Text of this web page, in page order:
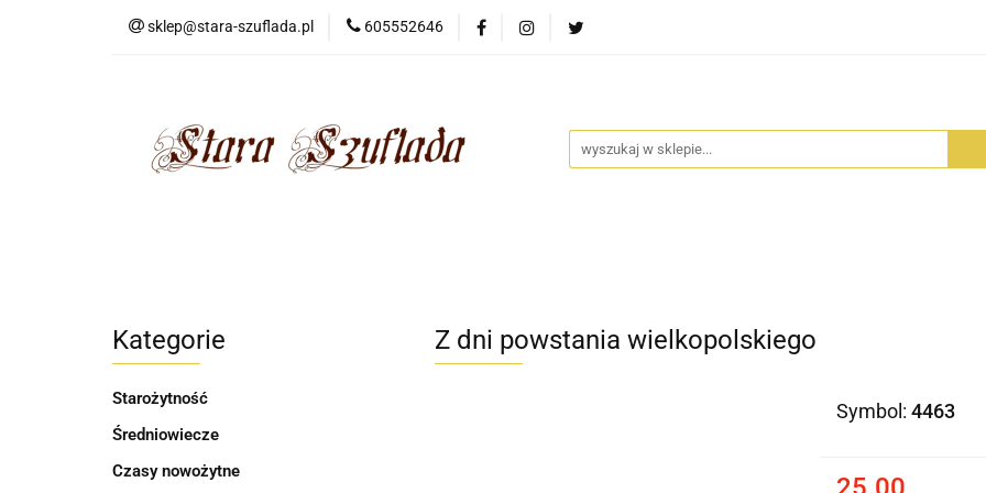
sklep@stara-szuflada.pl 605552646
NOWOŚCI STARA SZUFLADA
Kategorie
Starożytność
Średniowiecze
Czasy nowożytne
Z dni powstania wielkopolskiego
Symbol:4463